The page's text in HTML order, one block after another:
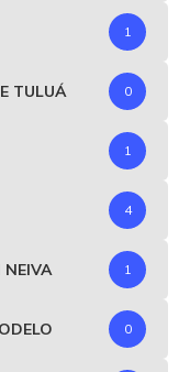
1
TULUÁ 0
1
4
NEIVA 1
0